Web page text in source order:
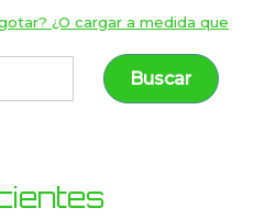
¿O cargar a medida que